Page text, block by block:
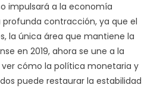
impulsará a la economía
contracción, ya que el
la única área que mantiene la
en 2019, ahora se une a la
cómo la política monetaria y
puede restaurar la estabilidad